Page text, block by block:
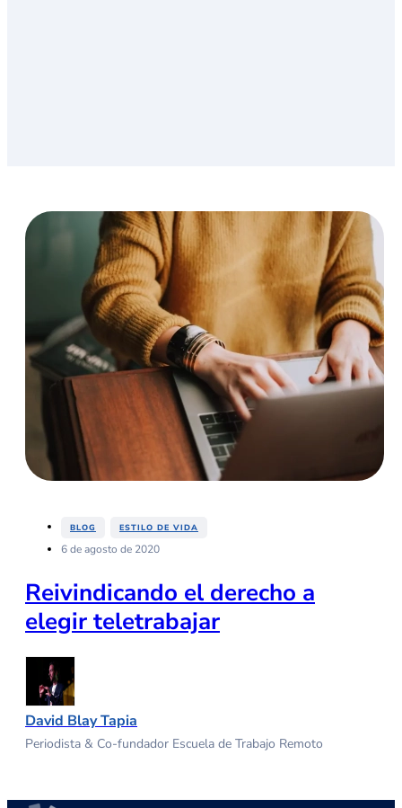
BLOG ESTILO DE VIDA
6 de agosto de 2020
Reivindicando el derecho a
elegir teletrabajar
David Blay Tapia
Periodista & Co-fundador Escuela de Trabajo Remoto